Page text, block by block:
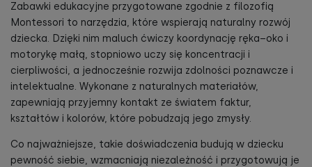
Zabawki edukacyjne przygotowane zgodnie z filozofią
Montessori to narzędzia, które wspierają naturalny rozwój
dziecka. Dzięki nim maluch ćwiczy koordynację ręka–oko i
motorykę małą, stopniowo uczy się koncentracji i
cierpliwości, a jednocześnie rozwija zdolności poznawcze i
intelektualne. Wykonane z naturalnych materiałów,
zapewniają przyjemny kontakt ze światem faktur,
kształtów i kolorów, które pobudzają jego zmysły.
Co najważniejsze, takie doświadczenia budują w dziecku
pewność siebie, wzmacniają niezależność i przygotowują je